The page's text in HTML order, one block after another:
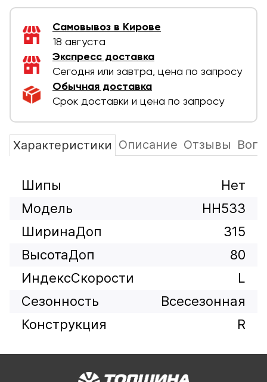
Самовывоз в Кирове
18 августа
Экспресс доставка
Сегодня или завтра, цена по запросу
Обычная доставка
Срок доставки и цена по запросу
Характеристики Описание Отзывы
Шипы
Нет
Модель
HH533
ШиринаДоп
315
ВысотаДоп
80
ИндексСкорости
L
Сезонность
Всесезонная
Конструкция
R